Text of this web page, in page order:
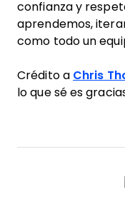
confianza y
aprendemos,
como todo un
Crédito a Chris
lo que sé es